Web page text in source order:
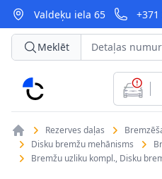
Valdeķu iela 65 +371
CarParts
Meklēt
Rezerves daļas
Disku bremžu mehānisms
Bremžu uzliku kompl., Disku